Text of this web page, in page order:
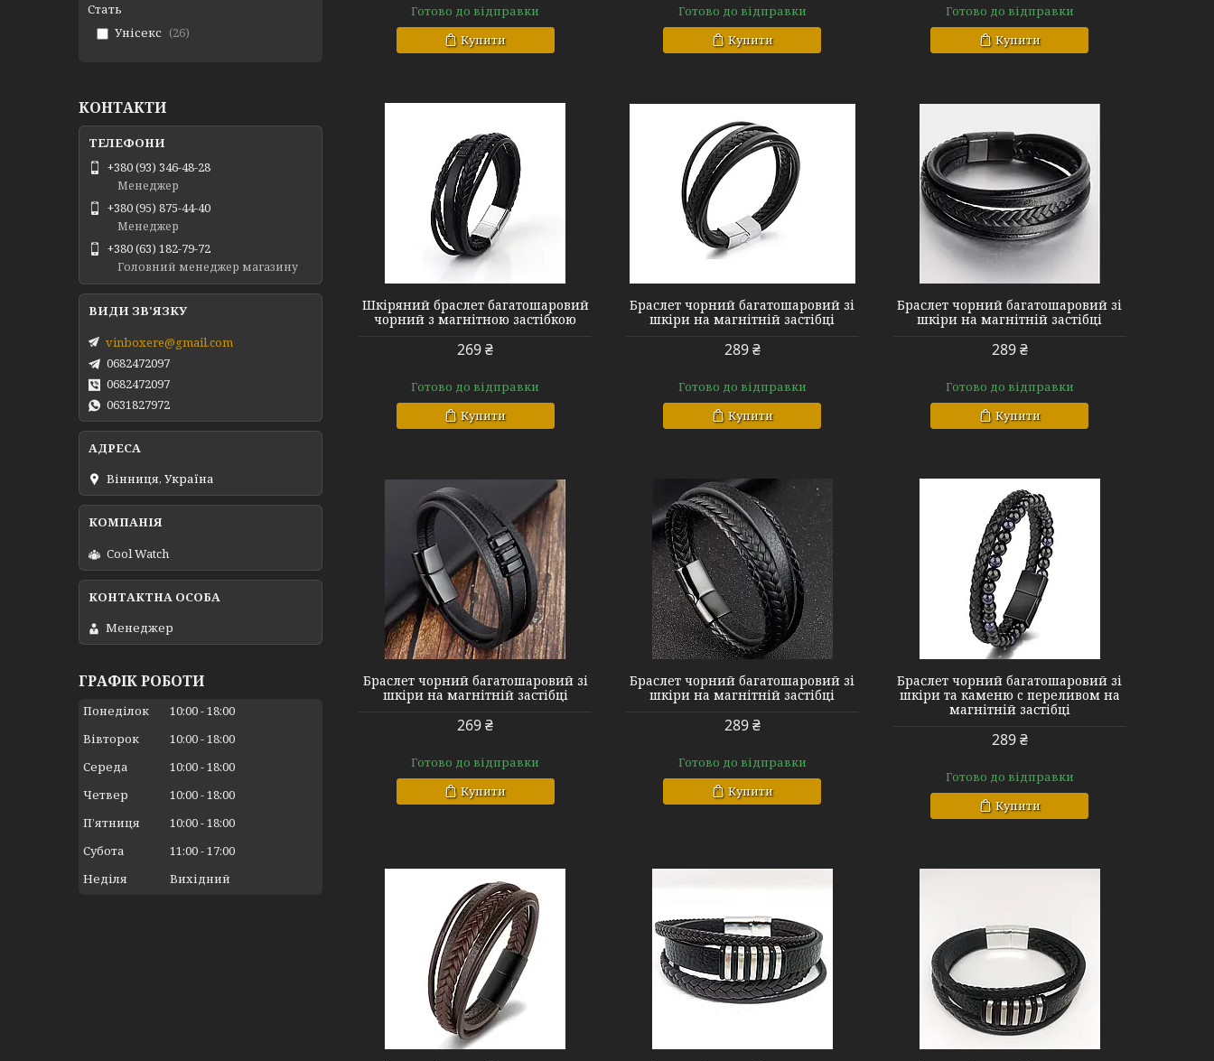
Готово до відправки
Купити
Готово до відправки
Купити
Готово до відправки
Купити
#1 Black silver
Шкіряний браслет багатошаровий
чорний з магнітною застібкою
269 ₴
Готово до відправки
Купити
#4 Black Silver
Браслет чорний багатошаровий зі
шкіри на магнітній застібці
289 ₴
Готово до відправки
Купити
#5 Black Black
Браслет чорний багатошаровий зі
шкіри на магнітній застібці
289 ₴
Готово до відправки
Купити
Браслет чорний багатошаровий зі
шкіри на магнітній застібці
269 ₴
Готово до відправки
Купити
#7 Black Black
Браслет чорний багатошаровий зі
шкіри на магнітній застібці
289 ₴
Готово до відправки
Купити
#9 Black Black
Браслет чорний багатошаровий зі
шкіри та каменю c переливом на
магнітній застібці
289 ₴
Готово до відправки
Купити
# 8 Brown silver
Стать
Унісекс
26
КОНТАКТИ
+380 (93) 346-48-28
Менеджер
+380 (95) 875-44-40
Менеджер
+380 (63) 182-79-72
Головний менеджер магазину
vinboxere@gmail.com
0682472097
0682472097
0631827972
Вінниця, Україна
Cool Watch
Менеджер
ГРАФІК РОБОТИ
Понеділок 10:00 18:00
Вівторок
10:00 18:00
Середа
10:00 18:00
Четвер
10:00 18:00
Пʼятниця
10:00 18:00
Субота
11:00 17:00
Неділя
Вихідний